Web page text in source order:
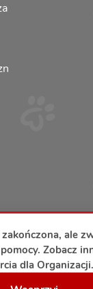
ale
Zobacz
dla Organizacji.
transakcji